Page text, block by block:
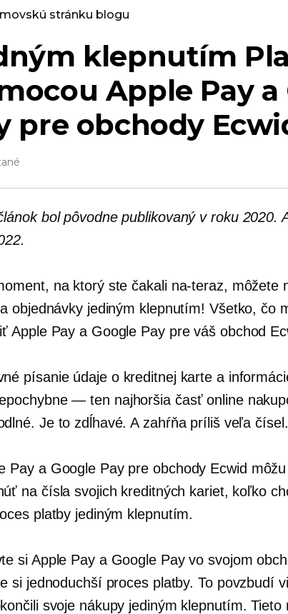
stránku blogu
klepnutím
Apple Pay a
pre obchody
bol pôvodne publikovaný v roku 2020.
na ktorý ste čakali na-teraz, môžete
objednávky jediným klepnutím! Všetko, čo
Apple Pay a Google Pay pre váš obchod
písanieúdaje o kreditnej karte a
— ten najhoršia časť online
Je to zdĺhavé. A zahŕňa príliš veľa čísel.
Pay a Google Pay pre obchody Ecwid
na čísla svojich kreditných kariet, koľko
platby jediným klepnutím.
si Apple Pay a Google Pay vo svojom
si jednoduchší proces platby. To povzbudí
svoje nákupy jediným klepnutím. Tieto